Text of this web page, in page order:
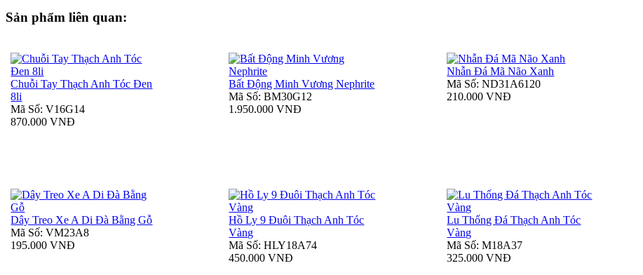
Sản phẩm liên quan:
Chuỗi Tay Thạch Anh Tóc Đen
8li
Mã Số: V16G14
870.000 VNĐ
Bất Động Minh Vương Nephrite
Mã Số: BM30G12
1.950.000 VNĐ
Nhẫn Đá Mã Não Xanh
Mã Số: ND31A6120
210.000 VNĐ
Dây Treo Xe A Di Đà Bằng Gỗ
Mã Số: VM23A8
195.000 VNĐ
Hồ Ly 9 Đuôi Thạch Anh Tóc
Vàng
Mã Số: HLY18A74
450.000 VNĐ
Lu Thống Đá Thạch Anh Tóc
Vàng
Mã Số: M18A37
325.000 VNĐ